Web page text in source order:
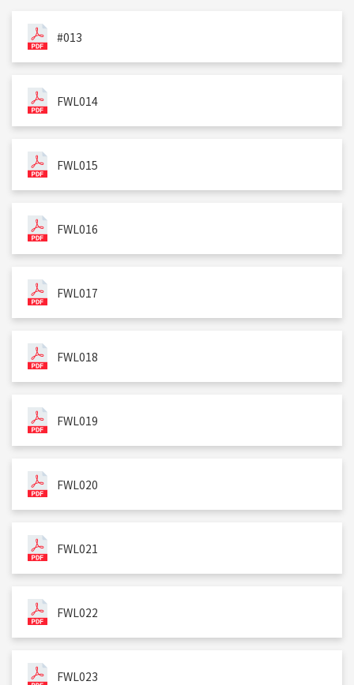
#013
FWL014
FWL015
FWL016
FWL017
FWL018
FWL019
FWL020
FWL021
FWL022
FWL023